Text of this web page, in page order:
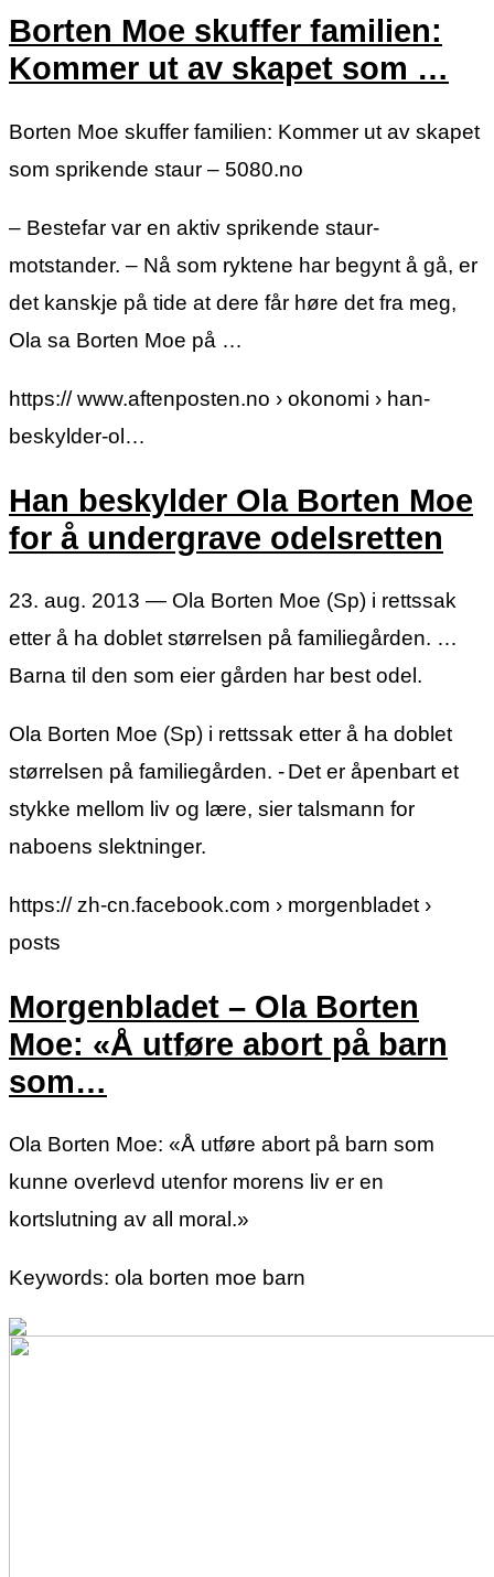
Borten Moe skuffer familien:
Kommer ut av skapet som …
Borten Moe skuffer familien: Kommer ut av skapet
som sprikende staur – 5080.no
– Bestefar var en aktiv sprikende staur-
motstander. – Nå som ryktene har begynt å gå, er
det kanskje på tide at dere får høre det fra meg,
Ola sa Borten Moe på …
https:// www.aftenposten.no › okonomi › han-
beskylder-ol…
Han beskylder Ola Borten Moe
for å undergrave odelsretten
23. aug. 2013 — Ola Borten Moe (Sp) i rettssak
etter å ha doblet størrelsen på familiegården. …
Barna til den som eier gården har best odel.
Ola Borten Moe (Sp) i rettssak etter å ha doblet
størrelsen på familiegården. - Det er åpenbart et
stykke mellom liv og lære, sier talsmann for
naboens slektninger.
https:// zh-cn.facebook.com › morgenbladet ›
posts
Morgenbladet – Ola Borten
Moe: «Å utføre abort på barn
som…
Ola Borten Moe: «Å utføre abort på barn som
kunne overlevd utenfor morens liv er en
kortslutning av all moral.»
Keywords: ola borten moe barn